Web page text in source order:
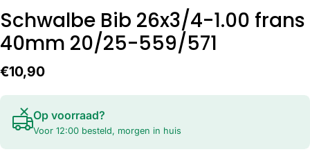
Schwalbe Bib 26x3/4-1.00 frans
40mm 20/25-559/571
Normale
€10,90
Op voorraad?
Voor 12:00 besteld, morgen in huis